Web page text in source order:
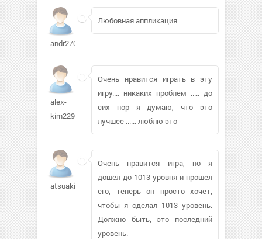
andr270483816
Любовная аппликация
alex-
kim22905
Очень нравится играть в эту
игру.... никаких проблем ..... до
сих пор я думаю, что это
лучшее ...... люблю это
atsuaki
Очень нравится игра, но я
дошел до 1013 уровня и прошел
его, теперь он просто хочет,
чтобы я сделал 1013 уровень.
Должно быть, это последний
уровень.